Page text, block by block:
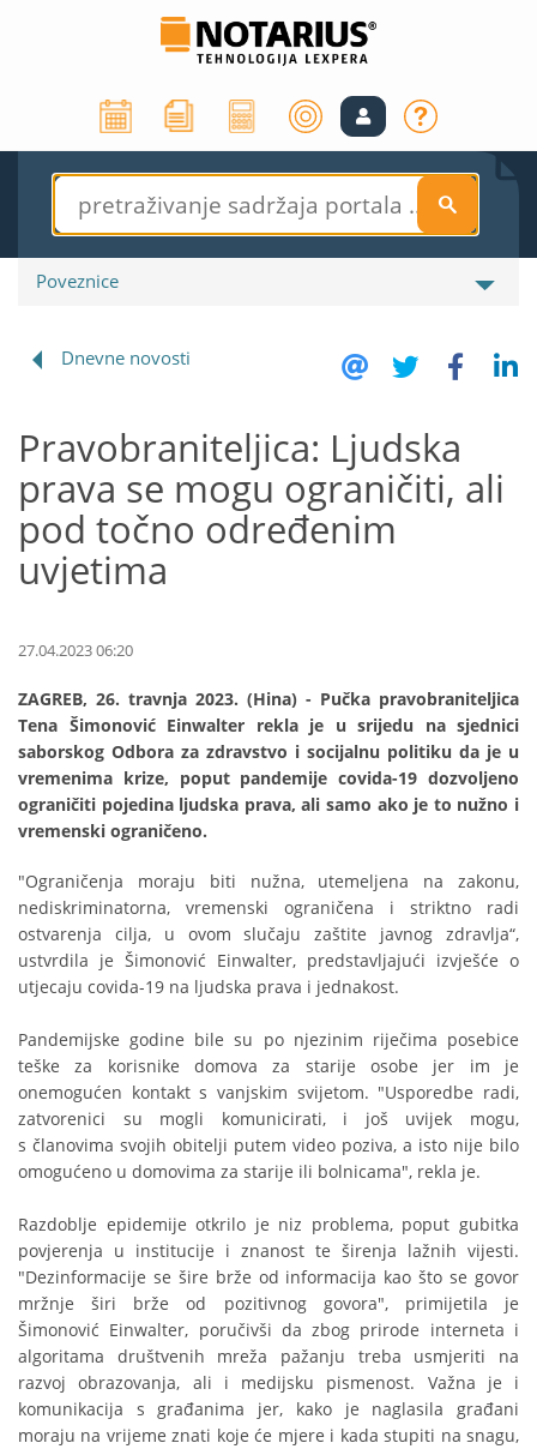
S
Poveznice
Dnevne novosti
Pravobraniteljica: Ljudska
prava se mogu ograničiti, ali
pod točno određenim
uvjetima
27.04.2023 06:20
ZAGREB, 26. travnja 2023. (Hina) - Pučka pravobraniteljica
Tena Šimonović Einwalter rekla je u srijedu na sjednici
saborskog Odbora za zdravstvo i socijalnu politiku da je u
vremenima krize, poput pandemije covida-19 dozvoljeno
ograničiti pojedina ljudska prava, ali samo ako je to nužno i
vremenski ograničeno.
"Ograničenja moraju biti nužna, utemeljena na zakonu,
nediskriminatorna, vremenski ograničena i striktno radi
ostvarenja cilja, u ovom slučaju zaštite javnog zdravlja“,
ustvrdila je Šimonović Einwalter, predstavljajući izvješće o
utjecaju covida-19 na ljudska prava i jednakost.
Pandemijske godine bile su po njezinim riječima posebice
teške za korisnike domova za starije osobe jer im je
onemogućen kontakt s vanjskim svijetom. "Usporedbe radi,
zatvorenici su mogli komunicirati, i još uvijek mogu,
s članovima svojih obitelji putem video poziva, a isto nije bilo
omogućeno u domovima za starije ili bolnicama", rekla je.
Razdoblje epidemije otkrilo je niz problema, poput gubitka
povjerenja u institucije i znanost te širenja lažnih vijesti.
"Dezinformacije se šire brže od informacija kao što se govor
mržnje širi brže od pozitivnog govora", primijetila je
Šimonović Einwalter, poručivši da zbog prirode interneta i
algoritama društvenih mreža pažanju treba usmjeriti na
razvoj obrazovanja, ali i medijsku pismenost. Važna je i
komunikacija s građanima jer, kako je naglasila građani
moraju na vrijeme znati koje će mjere i kada stupiti na snagu,